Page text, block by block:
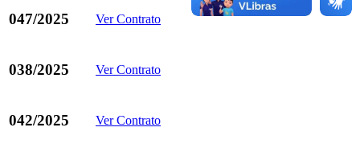
047/2025 Ver Contrato
038/2025 Ver Contrato
042/2025 Ver Contrato